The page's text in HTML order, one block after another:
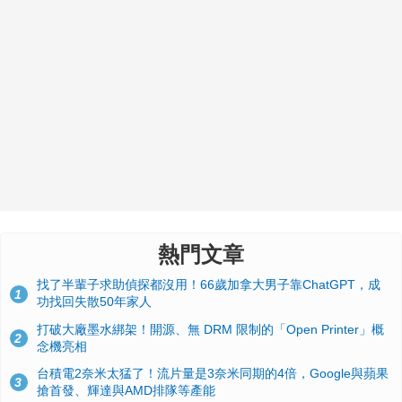
熱門文章
1
找了半輩子求助偵探都沒用！66歲加拿大男子靠ChatGPT，成
功找回失散50年家人
2
打破大廠墨水綁架！開源、無 DRM 限制的「Open Printer」概
念機亮相
3
台積電2奈米太猛了！流片量是3奈米同期的4倍，Google與蘋果
搶首發、輝達與AMD排隊等產能